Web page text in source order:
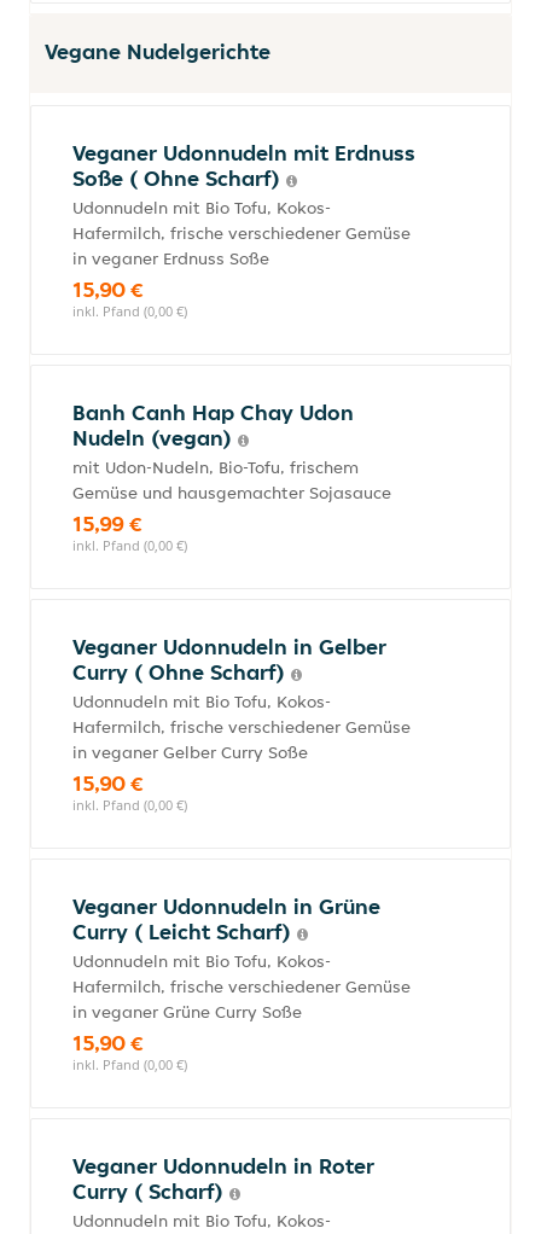
Vegane Nudelgerichte
Veganer Udonnudeln mit Erdnuss
Soße ( Ohne Scharf)
Udonnudeln mit Bio Tofu, Kokos-
Hafermilch, frische verschiedener Gemüse
in veganer Erdnuss Soße
15,90 €
inkl. Pfand (0,00 €)
Banh Canh Hap Chay Udon
Nudeln (vegan)
mit Udon-Nudeln, Bio-Tofu, frischem
Gemüse und hausgemachter Sojasauce
15,99 €
inkl. Pfand (0,00 €)
Veganer Udonnudeln in Gelber
Curry ( Ohne Scharf)
Udonnudeln mit Bio Tofu, Kokos-
Hafermilch, frische verschiedener Gemüse
in veganer Gelber Curry Soße
15,90 €
inkl. Pfand (0,00 €)
Veganer Udonnudeln in Grüne
Curry ( Leicht Scharf)
Udonnudeln mit Bio Tofu, Kokos-
Hafermilch, frische verschiedener Gemüse
in veganer Grüne Curry Soße
15,90 €
inkl. Pfand (0,00 €)
Veganer Udonnudeln in Roter
Curry ( Scharf)
Udonnudeln mit Bio Tofu, Kokos-